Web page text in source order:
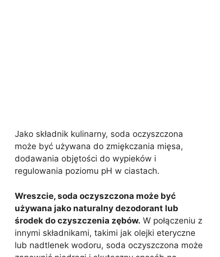
Jako składnik kulinarny, soda oczyszczona
może być używana do zmiękczania mięsa,
dodawania objętości do wypieków i
regulowania poziomu pH w ciastach.
Wreszcie, soda oczyszczona może być
używana jako naturalny dezodorant lub
środek do czyszczenia zębów. W połączeniu z
innymi składnikami, takimi jak olejki eteryczne
lub nadtlenek wodoru, soda oczyszczona może